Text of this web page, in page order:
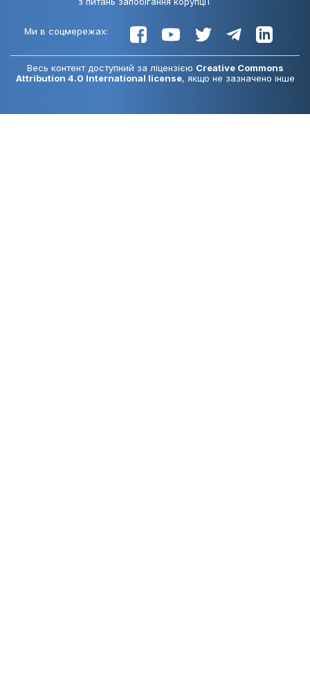
Ми в соцмережах:
Весь контент доступний за ліцензією Creative Commons
Attribution 4.0 International license, якщо не зазначено інше